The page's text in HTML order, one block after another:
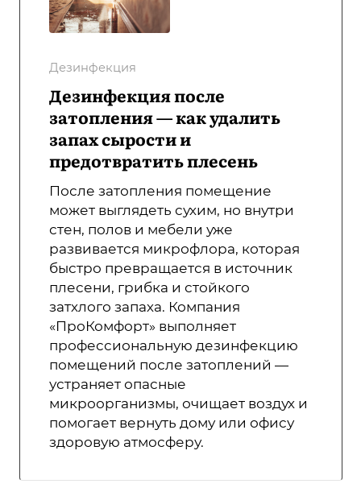
Дезинфекция
Дезинфекция после
затопления — как удалить
запах сырости и
предотвратить плесень
После затопления помещение
может выглядеть сухим, но внутри
стен, полов и мебели уже
развивается микрофлора, которая
быстро превращается в источник
плесени, грибка и стойкого
затхлого запаха. Компания
«ПроКомфорт» выполняет
профессиональную дезинфекцию
помещений после затоплений —
устраняет опасные
микроорганизмы, очищает воздух и
помогает вернуть дому или офису
здоровую атмосферу.